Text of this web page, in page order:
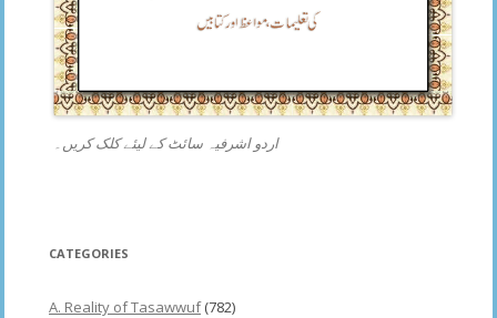
اردو اشرفیہ سائٹ کے لیئے کلک کریں۔
CATEGORIES
A. Reality of Tasawwuf(782)